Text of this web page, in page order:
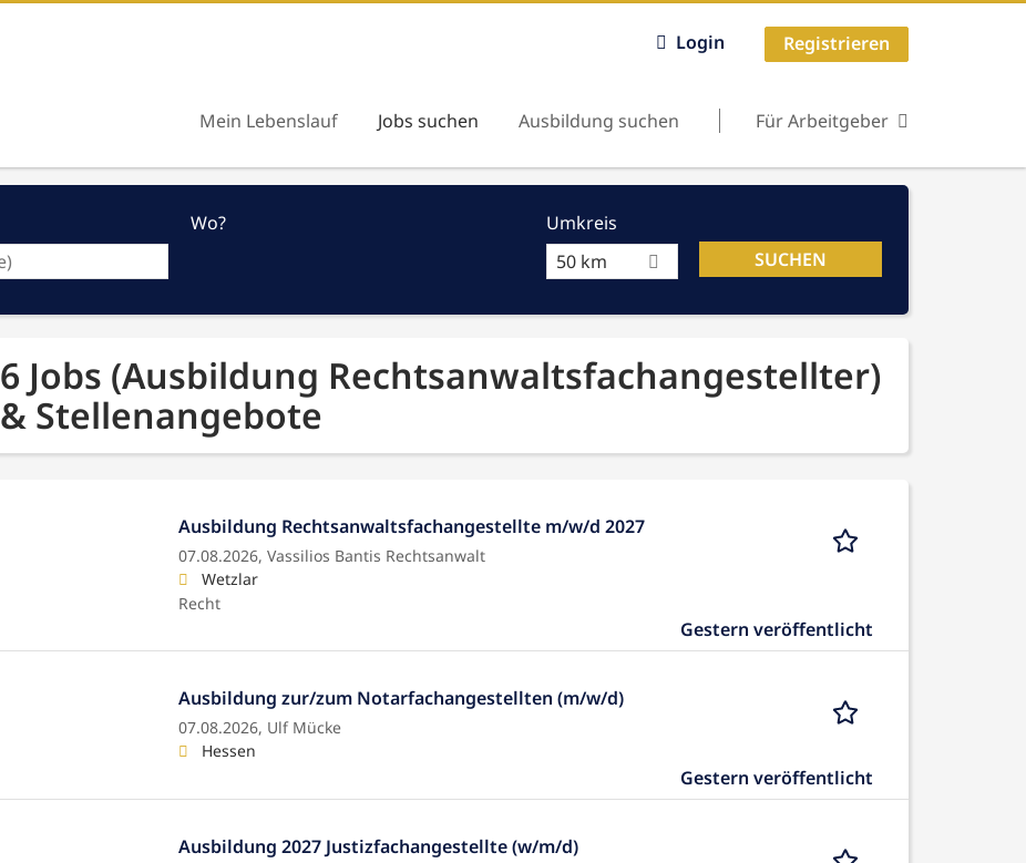
Login Registrieren
Mein Lebenslauf Jobs suchen Ausbildung suchen Für Arbeitgeber
Wo?
Umkreis
50 km
6 Jobs (Ausbildung Rechtsanwaltsfachangestellter)
& Stellenangebote
Ausbildung Rechtsanwaltsfachangestellte m/w/d 2027
07.08.2026, Vassilios Bantis Rechtsanwalt
Wetzlar
Recht
Gestern veröffentlicht
Ausbildung zur/zum Notarfachangestellten (m/w/d)
07.08.2026, Ulf Mücke
Hessen
Gestern veröffentlicht
Ausbildung 2027 Justizfachangestellte (w/m/d)